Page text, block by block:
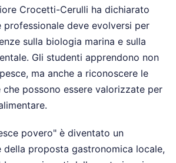
Crocetti-Cerulli ha dichiarato
professionale deve evolversi per
sulla biologia marina e sulla
Gli studenti apprendono non
ma anche a riconoscere le
che possono essere valorizzate per
povero" è diventato un
della proposta gastronomica locale,